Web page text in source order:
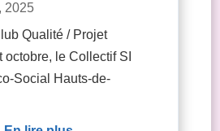
2025
Qualité / Projet
octobre, le Collectif SI
Social Hauts-de-